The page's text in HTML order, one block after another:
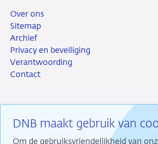
DNB maakt gebruik van
Om de gebruiksvriendelijkheid van
Over ons
Sitemap
Archief
Privacy en beveiliging
Verantwoording
Contact
RSS Instagram